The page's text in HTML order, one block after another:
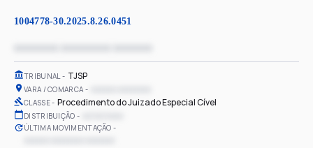
1004778-30.2025.8.26.0451
TRIBUNAL TJSP
VARA / COMARCA
CLASSE Procedimento do Juizado Especial Cível
DISTRIBUIÇÃO
ÚLTIMA MOVIMENTAÇÃO